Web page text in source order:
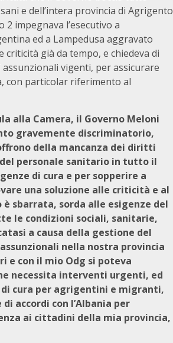
e dell’intera provincia di Agrigento
impegnava l’esecutivo a
ed a Lampedusa aggravato
già da tempo, e chiedeva di
vigenti, per assicurare
con particolar riferimento al
alla Camera, il Governo Meloni
gravemente discriminatorio,
della mancanza dei diritti
personale sanitario in tutto il
di cura e per sopperire a
una soluzione alle criticità e al
sbarrata, sorda alle esigenze del
le condizioni sociali, sanitarie,
a causa della gestione del
nella nostra provincia
e con il mio Odg si poteva
necessita interventi urgenti, ed
cura per agrigentini e migranti,
accordi con l’Albania per
ai cittadini della mia provincia,